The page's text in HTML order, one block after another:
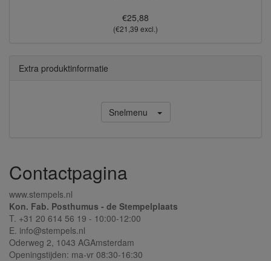
€25,88
(€21,39 excl.)
Extra produktinformatie
Snelmenu
Contactpagina
www.stempels.nl
Kon. Fab. Posthumus - de Stempelplaats
T. +31 20 614 56 19 - 10:00-12:00
E. info@stempels.nl
Oderweg 2, 1043 AGAmsterdam
Openingstijden: ma-vr 08:30-16:30